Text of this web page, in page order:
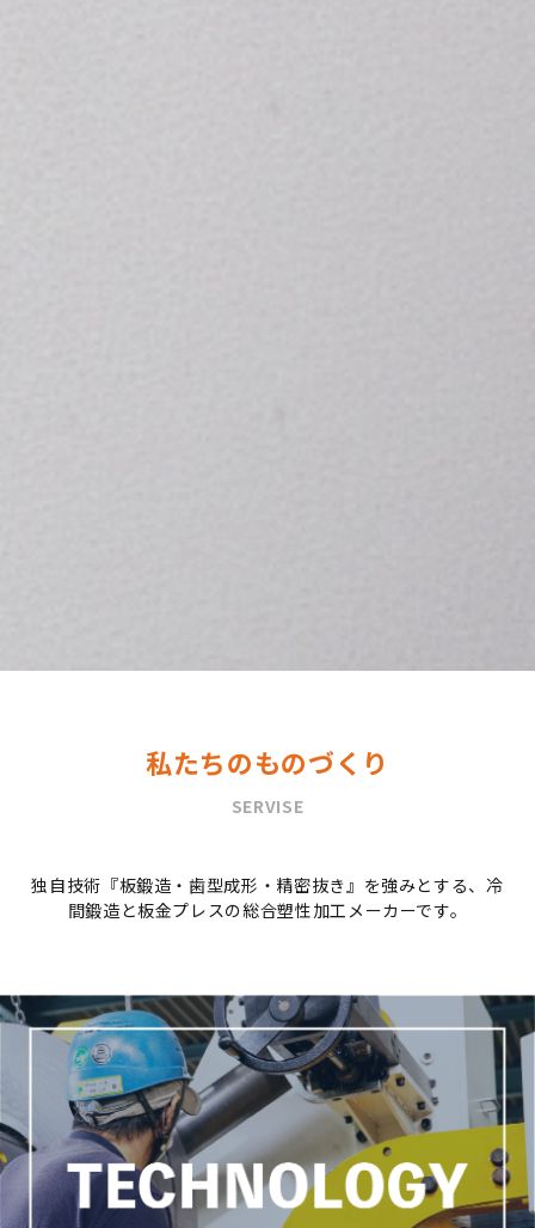
私たちのものづくり
SERVISE
独自技術『板鍛造・歯型成形・精密抜き』を強みとする、冷
間鍛造と板金プレスの総合塑性加工メーカーです。